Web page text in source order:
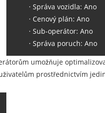
· Správa vozidla: Ano
· Cenový plán: Ano
· Sub-operátor: Ano
· Správa poruch: Ano
umožňuje
prostřednictvím